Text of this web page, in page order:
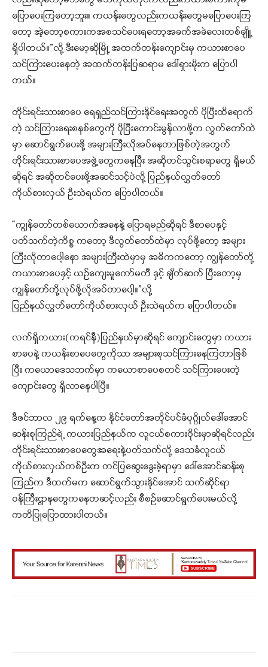
ပြောပေးကြတော့ဘူး။ ကယန်းတွေလည်းကယန်းတွေမပြောပေးကြ
တော့ အဲ့တော့စကားကအစသင်ပေးရတော့အခက်အခဲလေးတစ်ချိူ့
ရှိပါတယ်။”လို့ ဒီးမော့ဆိုမြို့ အထက်တန်းကျောင်းမှ ကယားစာပေ
သင်ကြားပေးနေတဲ့ အထက်တန်းပြဆရာမ ဒေါ်ရှားမိုးက ပြောပါ
တယ်။
တိုင်းရင်းသားစာပေ ရေရှည်သင်ကြားနိုင်ရေးအတွက် ပိုပြီးထိရောက်
တဲ့ သင်ကြားရေးစနစ်တွေကို ပိုပြီးကောင်းမွန်လာဖို့က လွှတ်တော်ထဲ
မှာ ဆောင်ရွက်ပေးဖို့ အများကြီးလိုအပ်နေတာဖြစ်တဲ့အတွက်
တိုင်းရင်းသားစာပေအဖွဲ့တွေကနေပြီး အဆိုတင်သွင်းစရာတွေ ရှိမယ်
ဆိုရင် အဆိုတင်ပေးဖို့အဆင်သင့်ပဲလို့ ပြည်နယ်လွှတ်တော်
ကိုယ်စားလှယ် ဦးသဲရယ်က ပြောပါတယ်။
“ကျွန်တော်တစ်ယောက်အနေနဲ့ ပြောရမည်ဆိုရင် ဒီစာပေနှင့်
ပတ်သက်တဲ့ကိစ္စ ကတော့ ဒီလွတ်တော်ထဲမှာ လုပ်ဖို့တော့ အများ
ကြီးလိုတာပေါ့နော အများကြီးထဲမှာမှ အဓိကကတော့ ကျွန်တော်တို့
ကယားစာပေနှင့် ယဉ်ကျေးမူကော်မတီ နှင့် ချိတ်ဆက် ပြီးတော့မှ
ကျွန်တော်တို့လုပ်ဖို့လိုအပ်တာပေါ့။”လို့
ပြည်နယ်လွှတ်တော်ကိုယ်စားလှယ် ဦးသဲရယ်က ပြောပါတယ်။
လက်ရှိကယား(ကရင်နီ)ပြည်နယ်မှာဆိုရင် ကျောင်းတွေမှာ ကယား
စာပေနဲ့ ကယန်းစာပေတွေကိုသာ အများစုသင်ကြားနေကြတာဖြစ်
ပြီး ကယောဒေသဘက်မှာ ကယောစာပေစတင် သင်ကြားပေးတဲ့
ကျောင်းတွေ ရှိလာနေပါပြီ။
ဒီဇင်ဘာလ ၂၉ ရက်နေ့က နိုင်ငံတော်အတိုင်ပင်ခံပုဂ္ဂိုလ်ဒေါ်အောင်
ဆန်းစုကြည်ရဲ့ ကယားပြည်နယ်က လူငယ်စကားဝိုင်းမှာဆိုရင်လည်း
တိုင်းရင်းသားစာပေတွေအရေးနဲ့ပတ်သက်လို့ ဒေသခံလူငယ်
ကိုယ်စားလှယ်တစ်ဦးက တင်ပြဆွေးနွေးခဲ့ရာမှာ ဒေါ်အောင်ဆန်းစု
ကြည်က ဒီထက်မက ဆောင်ရွက်သွားနိုင်အောင် သက်ဆိုင်ရာ
ဝန်ကြီးဌာနတွေကနေတဆင့်လည်း စီစဉ်ဆောင်ရွက်ပေးမယ်လို့
ကတိပြုပြောထားပါတယ်။